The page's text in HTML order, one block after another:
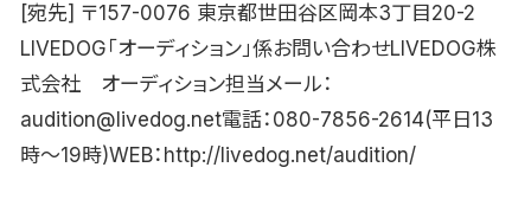
[宛先] 〒157-0076 東京都世田谷区岡本3丁目20-2
LIVEDOG「オーディション」係お問い合わせLIVEDOG株
式会社 オーディション担当メール：
audition@livedog.net電話：080-7856-2614(平日13
時〜19時)WEB：http://livedog.net/audition/